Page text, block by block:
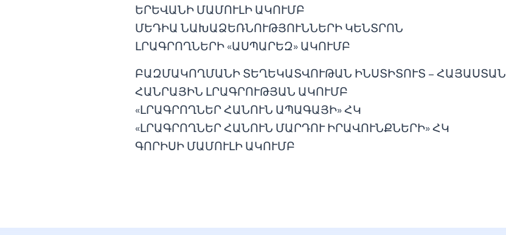
ԵՐԵՎԱՆԻ ՄԱՄՈՒԼԻ ԱԿՈՒՄԲ
ՄԵԴԻԱ ՆԱԽԱՁԵՌՆՈՒԹՅՈՒՆՆԵՐԻ ԿԵՆՏՐՈՆ
ԼՐԱԳՐՈՂՆԵՐԻ «ԱՍՊԱՐԵԶ» ԱԿՈՒՄԲ
ԲԱԶՄԱԿՈՂՄԱՆԻ ՏԵՂԵԿԱՏՎՈՒԹԱՆ ԻՆՍՏԻՏՈՒՏ – ՀԱՅԱՍՏԱՆ
ՀԱՆՐԱՅԻՆ ԼՐԱԳՐՈՒԹՅԱՆ ԱԿՈՒՄԲ
«ԼՐԱԳՐՈՂՆԵՐ ՀԱՆՈՒՆ ԱՊԱԳԱՅԻ» ՀԿ
«ԼՐԱԳՐՈՂՆԵՐ ՀԱՆՈՒՆ ՄԱՐԴՈՒ ԻՐԱՎՈՒՆՔՆԵՐԻ» ՀԿ
ԳՈՐԻՍԻ ՄԱՄՈՒԼԻ ԱԿՈՒՄԲ